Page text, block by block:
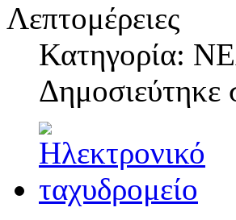
Λεπτομέρειες
Κατηγορία:
Δημοσιεύτηκε